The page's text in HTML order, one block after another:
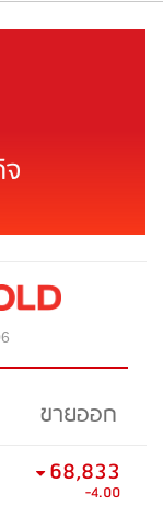
ขายออก
68,833
-4.00